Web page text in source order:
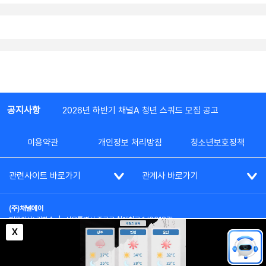
X
공지사항 2026년 하반기 채널A 청년 스쿼드 모집 공고
이용약관 개인정보 처리방침 청소년보호정책
관련사이트 바로가기 관계사 바로가기
(주)채널에이
대표이사: 김차수 | 서울특별시 종로구 청계천로 1 (03187)
부가통신사업신고: 022357호 | 사업자등록번호: 101-86-62787
대표전화: (02)2020-3114
시청자상담실: (02)2020-3100
통신판매업신고: 제2012-서울종로-0195호